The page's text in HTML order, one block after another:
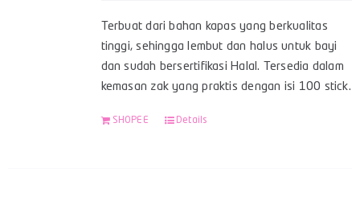
Terbuat dari bahan kapas yang berkualitas
tinggi, sehingga lembut dan halus untuk bayi
dan sudah bersertifikasi Halal. Tersedia dalam
kemasan zak yang praktis dengan isi 100 stick.
SHOPEE Details